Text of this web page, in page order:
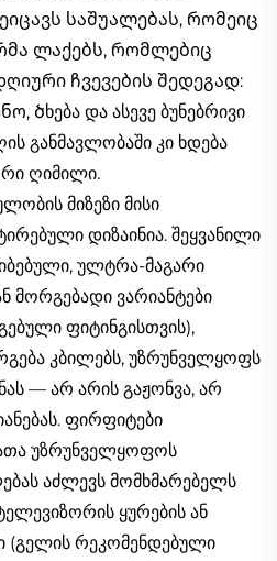
საშუალებას, რომეიც
ლაქებს, რომლებიც
ჩვევების შედეგად:
ծხება და ასევე ბუნებრივი
განმავლობაში კი ხდება
ღიმილი.​
მიზეზი მისი
დიზაინია. შეყვანილი
ულტრა-მაგარი
მორგებადი ვარიანტები
ფიტინგისთვის),
კბილებს, უზრუნველყოფს
— არ არის გაჟონვა, არ
ფირფიტები
უზრუნველყოფოს
აძლევს მომხმარებელს
ყურების ან
(გელის რეკომენდებული